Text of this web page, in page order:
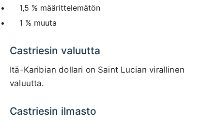
1,5 % määrittelemätön
1 % muuta
Castriesin valuutta
Itä-Karibian dollari on Saint Lucian virallinen
valuutta.
Castriesin ilmasto